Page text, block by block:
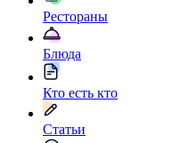
Рестораны
Блюда
Кто есть кто
Статьи